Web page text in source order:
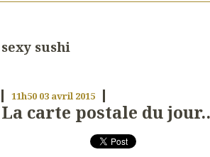
sexy sushi
11h50 03 avril 2015
La carte postale du